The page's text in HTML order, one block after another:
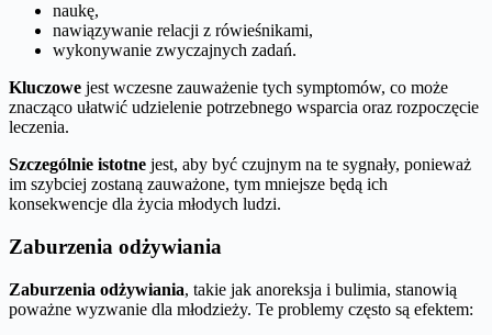
naukę,
nawiązywanie relacji z rówieśnikami,
wykonywanie zwyczajnych zadań.
Kluczowe jest wczesne zauważenie tych symptomów, co może
znacząco ułatwić udzielenie potrzebnego wsparcia oraz rozpoczęcie
leczenia.
Szczególnie istotne jest, aby być czujnym na te sygnały, ponieważ
im szybciej zostaną zauważone, tym mniejsze będą ich
konsekwencje dla życia młodych ludzi.
Zaburzenia odżywiania
Zaburzenia odżywiania, takie jak anoreksja i bulimia, stanowią
poważne wyzwanie dla młodzieży. Te problemy często są efektem: